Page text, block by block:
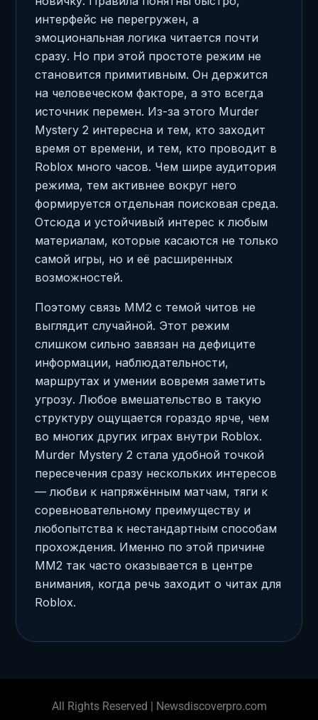
интерфейс не перегружен, а
эмоциональная логика читается почти
сразу. Но при этой простоте режим не
становится примитивным. Он держится
на человеческом факторе, а это всегда
источник перемен. Из-за этого Murder
Mystery 2 интересна и тем, кто заходит
время от времени, и тем, кто проводит в
Roblox много часов. Чем шире аудитория
режима, тем активнее вокруг него
формируется отдельная поисковая среда.
Отсюда и устойчивый интерес к любым
материалам, которые касаются не только
самой игры, но и её расширенных
возможностей.
Поэтому связь MM2 с темой читов не
выглядит случайной. Этот режим
слишком сильно завязан на дефиците
информации, наблюдательности,
маршрутах и умении вовремя заметить
угрозу. Любое вмешательство в такую
структуру ощущается гораздо ярче, чем
во многих других играх внутри Roblox.
Murder Mystery 2 стала удобной точкой
пересечения сразу нескольких интересов
— любви к напряжённым матчам, тяги к
соревновательному преимуществу и
любопытства к нестандартным способам
прохождения. Именно по этой причине
MM2 так часто оказывается в центре
внимания, когда речь заходит о читах для
Roblox.
All Rights Reserved | Newsdiscoverpro.com